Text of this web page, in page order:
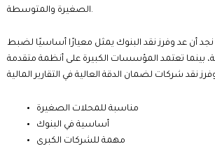
الصغيرة والمتوسطة.
نجد أن عد وفرز نقد البنوك يمثل معيارًا أساسيًا لضبط
بينما تعتمد المؤسسات الكبيرة على أنظمة متقدمة
مناسبة للمحلات الصغيرة
أساسية في البنوك
مهمة للشركات الكبرى